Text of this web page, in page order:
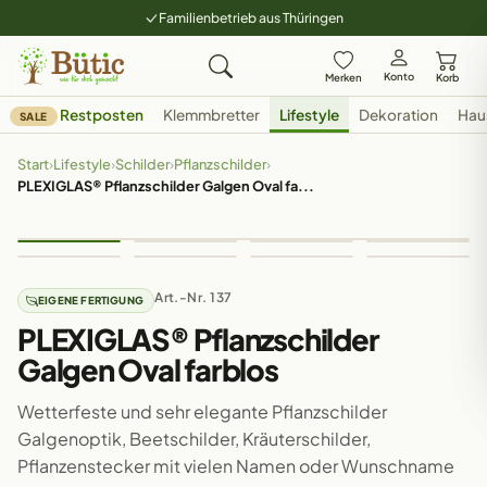
Familienbetrieb aus Thüringen
Merken Konto Korb
SALE Restposten Klemmbretter Lifestyle Dekoration
Start›Lifestyle›Schilder›Pflanzschilder›
PLEXIGLAS® Pflanzschilder Galgen Oval fa...
EIGENE FERTIGUNG Art.-Nr. 137
PLEXIGLAS® Pflanzschilder
Galgen Oval farblos
Wetterfeste und sehr elegante Pflanzschilder
Galgenoptik, Beetschilder, Kräuterschilder,
Pflanzenstecker mit vielen Namen oder Wunschname